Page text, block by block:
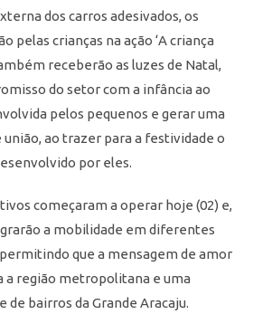
dos carros adesivados, os
pelas crianças na ação ‘A criança
receberão as luzes de Natal,
do setor com a infância ao
pelos pequenos e gerar uma
ao trazer para a festividade o
por eles.
começaram a operar hoje (02) e,
a mobilidade em diferentes
que a mensagem de amor
a região metropolitana e uma
de bairros da Grande Aracaju.